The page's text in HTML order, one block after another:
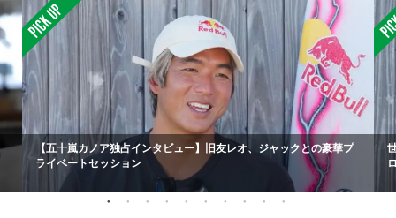
【五十嵐カノア独占インタビュー】旧友レオ、ジャックとの豪華プ
ライベートセッション